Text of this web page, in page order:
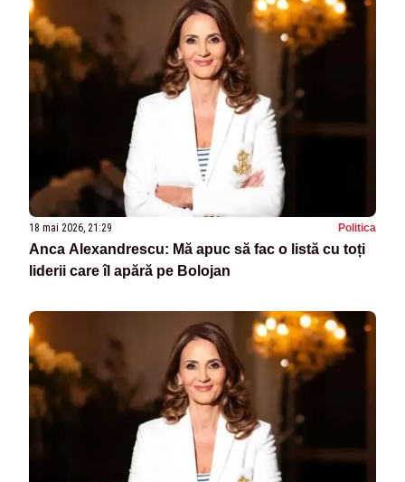
18 mai 2026, 21:29 Politica
Anca Alexandrescu: Mă apuc să fac o listă cu toți
liderii care îl apără pe Bolojan